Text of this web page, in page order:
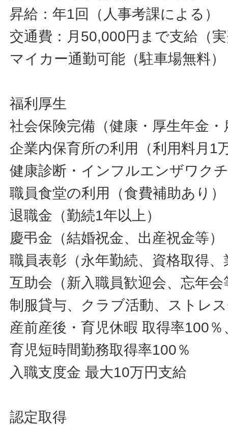
昇給：年1回（人事考課による）
交通費：月50,000円まで支給（
マイカー通勤可能（駐車場無料）
福利厚生
社会保険完備（健康・厚生年金
企業内保育所の利用（利用料月1
健康診断・インフルエンザワク
職員食堂の利用（食費補助あり）
退職金（勤続1年以上）
慶弔金（結婚祝金、出産祝金等）
職員表彰（永年勤続、資格取得、
互助会（新入職員歓迎会、忘年会
制服貸与、クラブ活動、ストレ
産前産後・育児休暇 取得率100
育児短時間勤務取得率100％
入職支度金 最大10万円支給
認定取得